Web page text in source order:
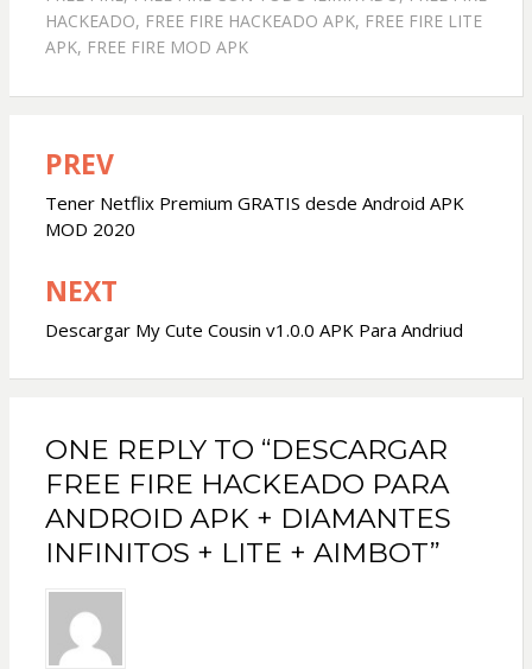
HACKEADO, FREE FIRE HACKEADO APK, FREE FIRE LITE
APK, FREE FIRE MOD APK
Navegación
de
entradas
PREV
Tener Netflix Premium GRATIS desde Android APK
MOD 2020
NEXT
Descargar My Cute Cousin v1.0.0 APK Para Andriud
ONE REPLY TO “DESCARGAR
FREE FIRE HACKEADO PARA
ANDROID APK + DIAMANTES
INFINITOS + LITE + AIMBOT”